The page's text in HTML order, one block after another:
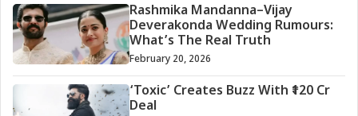
Rashmika Mandanna–Vijay
Deverakonda Wedding Rumours:
What’s The Real Truth
February 20, 2026
‘Toxic’ Creates Buzz With ₹120 Cr
Deal